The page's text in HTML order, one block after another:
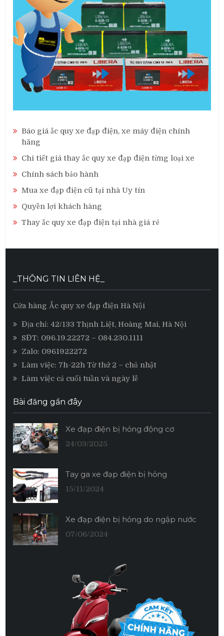
Báo giá ắc quy xe đạp điện, xe máy điện chính
hãng
Chi tiết giá thay ắc quy xe đạp điện từng loại xe
Chính sách bảo hành
Mua xe đạp điện cũ tại nhà Uy tín
Quyền lợi khách hàng
Thay ắc quy xe đạp điện tại nhà giá rẻ
_THÔNG TIN LIÊN HỆ_
Cửa hàng Ắc quy xe đạp điện Hà Nội
Địa chỉ: 42/133 Thịnh Liệt, Hoàng Mai, Hà Nội
SĐT: 096.19.22272 – 084.230.1111
Zalo: 0961922272
Làm việc: 7h-22h Từ thứ 2 – chủ nhật
Làm việc cả cuối tuần và ngày lễ
Bài đăng gần đây
Xe đạp điện bị hỏng động cơ
24/03/2025
Tay ga xe đạp điện bị hỏng
15/11/2024
Xe đạp điện bị hỏng do ngập nước
07/06/2024